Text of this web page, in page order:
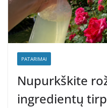
PATARIMAI
Nupurkškite
ingredientų